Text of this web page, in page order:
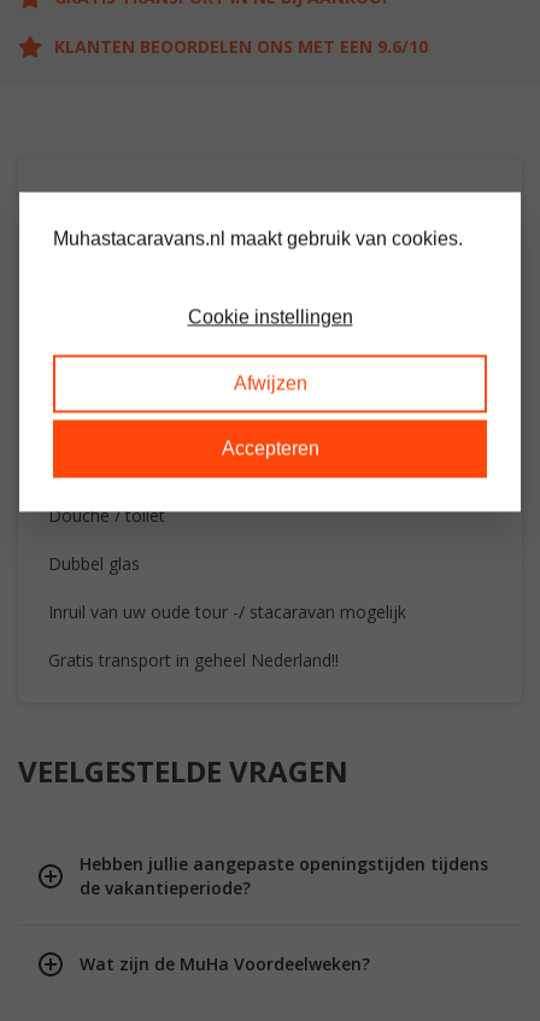
KLANTEN BEOORDELEN ONS MET EEN 9.6/10
Woon / leefruimte voorzien van gaskachel
Koelkast
Grote slaapkamer met kastruimte en toegang tot
Douche / toilet
Dubbel glas
Inruil van uw oude tour -/ stacaravan mogelijk
Gratis transport in geheel Nederland!!
VEELGESTELDE VRAGEN
Hebben jullie aangepaste openingstijden tijdens
de vakantieperiode?
Wat zijn de MuHa Voordeelweken?
Muhastacaravans.nl maakt gebruik van cookies.
Cookie instellingen
Afwijzen
Accepteren